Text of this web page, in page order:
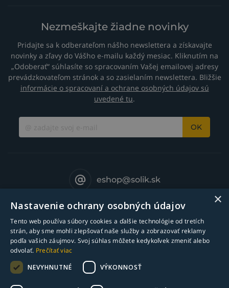
Nezmeškajte žiadne novinky
Pridajte sa k odberateľom nášho newslettera a získavajte
novinky a zľavy do Vášho e-mailu každý mesiac. Kliknutím na
„Odoberať“ súhlasíte so spracovaním Vašej emailovej adresy
prevádzkovateľom stránok a so zasielaním newslettera. Bližšie
informácie o spracovaní a ochrane osobných údajov sú
uvedené tu.
OK
eshop@solik.sk
×
Nastavenie ochrany osobných údajov
Tento web používa súbory cookies a ďalšie technológie od tretích
strán, aby sme mohli zlepšovať naše služby a zobrazovať reklamy
podľa vašich záujmov. Svoj súhlas môžete kedykoľvek zmeniť alebo
odvolať. Prečítať viac
NEVYHNUTNÉ
VÝKONNOSŤ